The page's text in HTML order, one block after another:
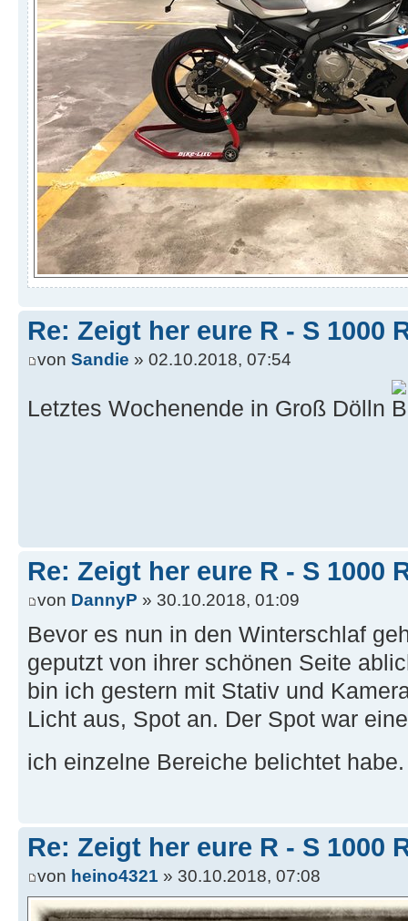
Re: Zeigt her eure R - S 1000
von Sandie » 02.10.2018, 07:54
Letztes Wochenende in Groß Dölln
Re: Zeigt her eure R - S 1000
von DannyP » 30.10.2018, 01:09
Bevor es nun in den Winterschlaf
geputzt von ihrer schönen Seite
bin ich gestern mit Stativ und
Licht aus, Spot an. Der Spot war
ich einzelne Bereiche belichtet
Re: Zeigt her eure R - S 1000
von heino4321 » 30.10.2018, 07:08